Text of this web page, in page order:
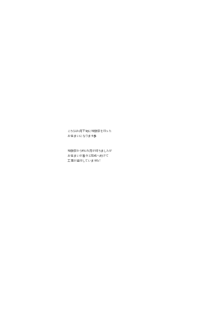
こちらは9月下旬に地鎮祭を行った
お住まいになります🏠
地鎮祭から約2カ月が経ちましたが
お住まいが着々と完成へ向けて
工事が進行していますね！